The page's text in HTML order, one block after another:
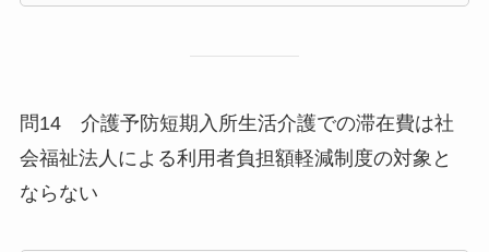
問14 介護予防短期入所生活介護での滞在費は社
会福祉法人による利用者負担額軽減制度の対象と
ならない